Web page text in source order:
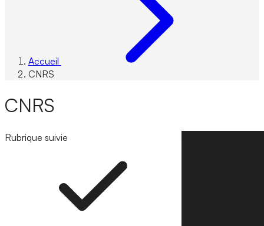
Accueil
CNRS
CNRS
Rubrique suivie